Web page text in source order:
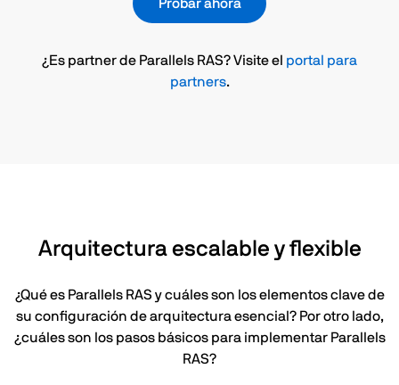
Probar ahora
¿Es partner de Parallels RAS? Visite el portal para
partners.
Arquitectura escalable y flexible
¿Qué es Parallels RAS y cuáles son los elementos clave de
su configuración de arquitectura esencial? Por otro lado,
¿cuáles son los pasos básicos para implementar Parallels
RAS?